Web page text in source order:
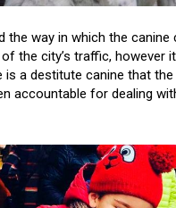
the way in which the
the city’s traffic, however
is a destitute canine that
accountable for dealing